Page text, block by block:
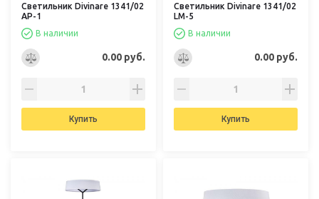
Светильник Divinare 1341/02
AP-1
В наличии
0.00 руб.
Купить
Светильник Divinare 1341/02
LM-5
В наличии
0.00 руб.
Купить